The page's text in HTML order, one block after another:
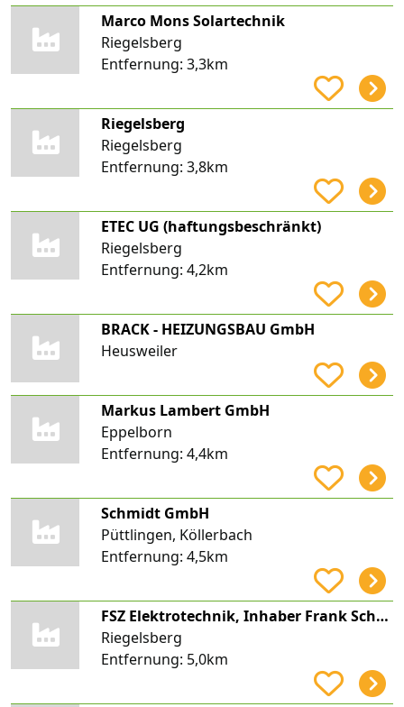
Marco Mons Solartechnik
Riegelsberg
Entfernung: 3,3km
Riegelsberg
Riegelsberg
Entfernung: 3,8km
ETEC UG (haftungsbeschränkt)
Riegelsberg
Entfernung: 4,2km
BRACK - HEIZUNGSBAU GmbH
Heusweiler
Markus Lambert GmbH
Eppelborn
Entfernung: 4,4km
Schmidt GmbH
Püttlingen, Köllerbach
Entfernung: 4,5km
FSZ Elektrotechnik, Inhaber Frank Schaußen-Zianz
Riegelsberg
Entfernung: 5,0km